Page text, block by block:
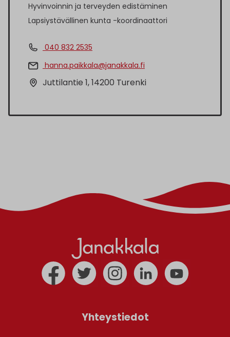
Hyvinvoinnin ja terveyden edistäminen
Lapsiystävällinen kunta -koordinaattori
040 832 2535
hanna.paikkala@janakkala.fi
Juttilantie 1, 14200 Turenki
Yhteystiedot